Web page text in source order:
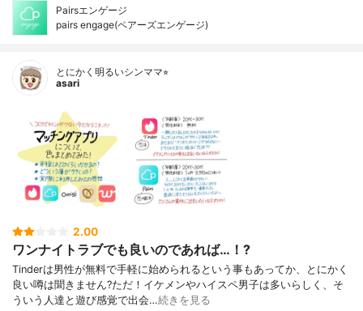
Pairsエンゲージ
pairs engage(ペアーズエンゲージ)
とにかく明るいシンママ⭐︎
asari
2.00
ワンナイトラブでも良いのであれば…！?
Tinderは男性が無料で手軽に始められるという事もあってか、とにかく
良い噂は聞きません?ただ！イケメンやハイスペ男子は多いらしく、そ
ういう人達と遊び感覚で出会…続きを見る